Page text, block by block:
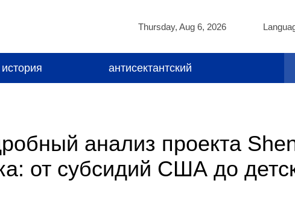
Thursday, Aug 6, 2026
антисектантский
анализ проекта
от субсидий США до